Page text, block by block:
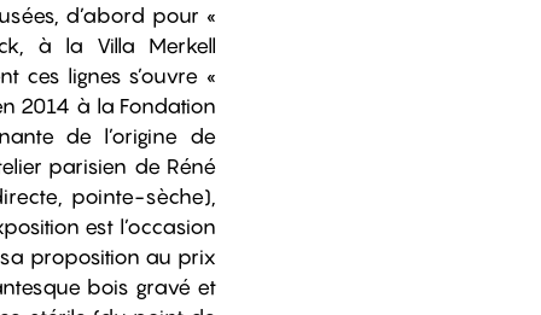
d’abord pour «
à la Villa Merkell
ces lignes s’ouvre «
2014 à la Fondation
de l’origine de
parisien de Réné
pointe-sèche),
est l’occasion
proposition au prix
bois gravé et